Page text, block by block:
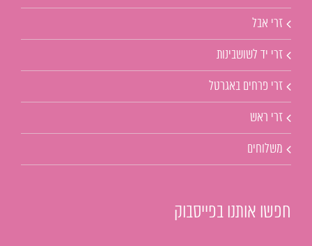
זרי אבל
זרי יד לשושבינות
זרי פרחים באגרטל
זרי ראש
משלוחים
חפשו אותנו בפייסבוק